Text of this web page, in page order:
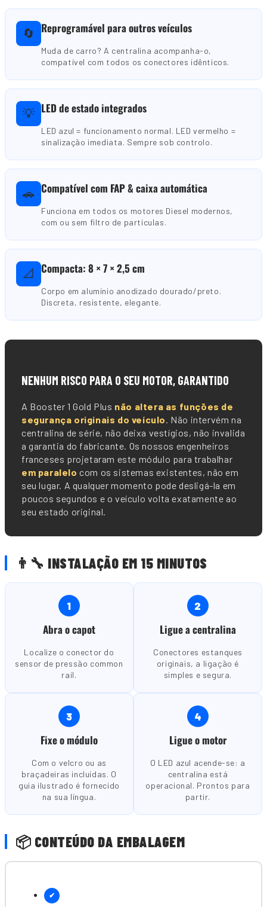
🔄 Reprogramável para outros veículos
Muda de carro? A centralina acompanha-o,
compatível com todos os conectores idênticos.
💡 LED de estado integrados
LED azul = funcionamento normal. LED vermelho =
sinalização imediata. Sempre sob controlo.
🚗 Compatível com FAP & caixa automática
Funciona em todos os motores Diesel modernos,
com ou sem filtro de partículas.
📐 Compacta: 8 × 7 × 2,5 cm
Corpo em alumínio anodizado dourado/preto.
Discreta, resistente, elegante.
NENHUM RISCO PARA O SEU MOTOR, GARANTIDO
A Booster 1 Gold Plus não altera as funções de
segurança originais do veículo. Não intervém na
centralina de série, não deixa vestígios, não invalida
a garantia do fabricante. Os nossos engenheiros
franceses projetaram este módulo para trabalhar
em paralelo com os sistemas existentes, não em
seu lugar. A qualquer momento pode desligá-la em
poucos segundos e o veículo volta exatamente ao
seu estado original.
👨🔧 INSTALAÇÃO EM 15 MINUTOS
1
Abra o capot
Localize o conector do
sensor de pressão common
rail.
2
Ligue a centralina
Conectores estanques
originais, a ligação é
simples e segura.
3
Fixe o módulo
Com o velcro ou as
braçadeiras incluídas. O
guia ilustrado é fornecido
na sua língua.
4
Ligue o motor
O LED azul acende-se: a
centralina está
operacional. Prontos para
partir.
📦 CONTEÚDO DA EMBALAGEM
✔